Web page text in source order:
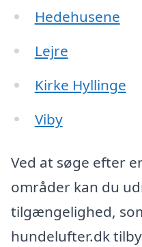
Hedehusene
Lejre
Kirke Hyllinge
Viby
Ved at søge efter
områder kan du
tilgængelighed,
hundelufter.dk